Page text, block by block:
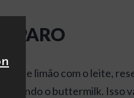
de limão com o leite,
o buttermilk. Isso